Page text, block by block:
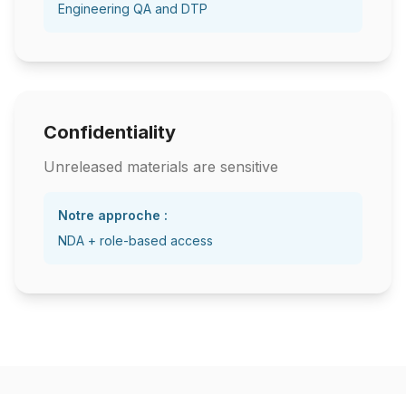
Engineering QA and DTP
Confidentiality
Unreleased materials are sensitive
Notre approche :
NDA + role-based access